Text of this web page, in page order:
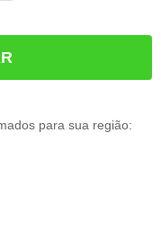
para sua região: